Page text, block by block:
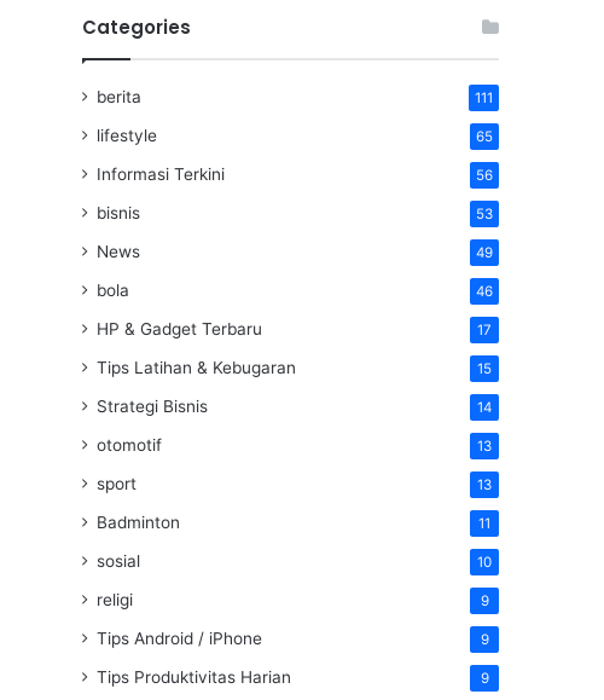
Categories
berita 111
lifestyle 65
Informasi Terkini 56
bisnis 53
News 49
bola 46
HP & Gadget Terbaru 17
Tips Latihan & Kebugaran 15
Strategi Bisnis 14
otomotif 13
sport 13
Badminton 11
sosial 10
religi 9
Tips Android / iPhone 9
Tips Produktivitas Harian 9